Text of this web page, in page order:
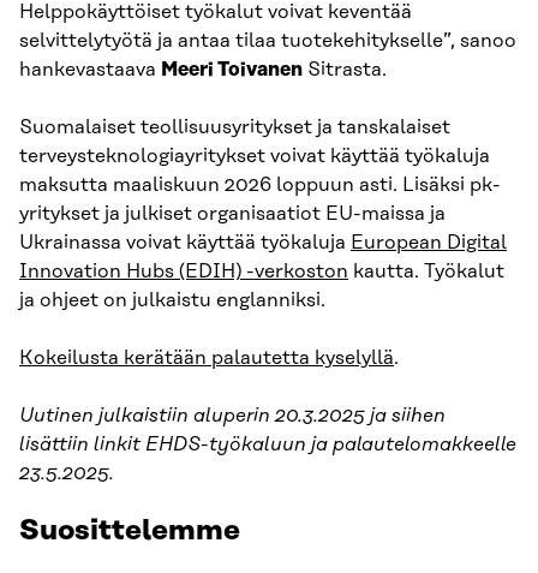
Helppokäyttöiset työkalut voivat keventää
selvittelytyötä ja antaa tilaa tuotekehitykselle”, sanoo
hankevastaava Meeri Toivanen Sitrasta.
Suomalaiset teollisuusyritykset ja tanskalaiset
terveysteknologiayritykset voivat käyttää työkaluja
maksutta maaliskuun 2026 loppuun asti. Lisäksi pk-
yritykset ja julkiset organisaatiot EU-maissa ja
Ukrainassa voivat käyttää työkaluja European Digital
Innovation Hubs (EDIH) -verkoston kautta. Työkalut
ja ohjeet on julkaistu englanniksi.
Kokeilusta kerätään palautetta kyselyllä.
Uutinen julkaistiin aluperin 20.3.2025 ja siihen
lisättiin linkit EHDS-työkaluun ja palautelomakkeelle
23.5.2025.
Suosittelemme